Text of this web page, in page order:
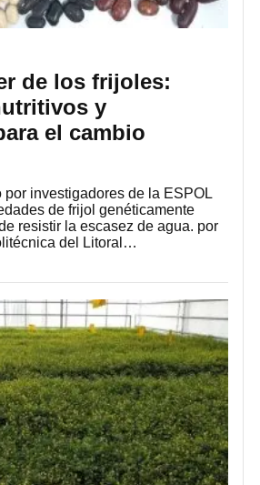
de los frijoles:
y
el cambio
investigadores de la ESPOL
de frijol genéticamente
resistir la escasez de agua. por
del Litoral…